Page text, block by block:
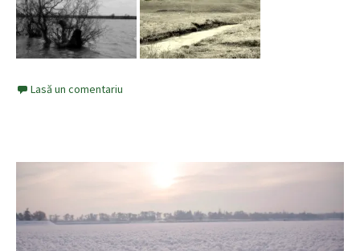
Lasă un comentariu